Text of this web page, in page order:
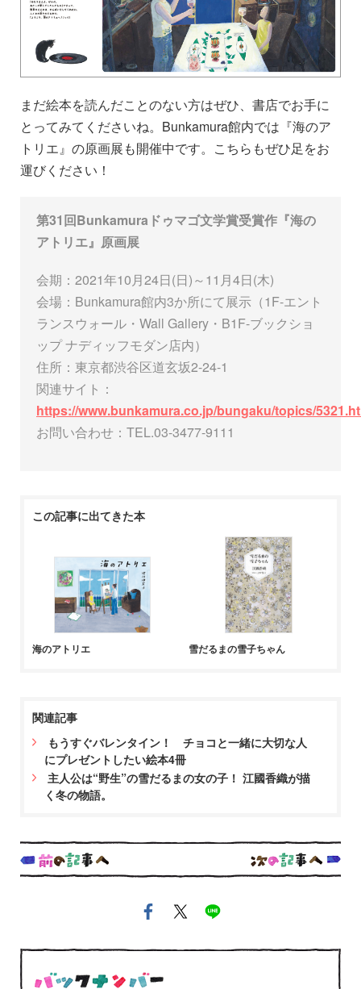
まだ絵本を読んだことのない方はぜひ、書店でお手に
とってみてくださいね。Bunkamura館内では『海のア
トリエ』の原画展も開催中です。こちらもぜひ足をお
運びください！
第31回Bunkamuraドゥマゴ文学賞受賞作『海の
アトリエ』原画展
会期：2021年10月24日(日)～11月4日(木)
会場：Bunkamura館内3か所にて展示（1F-エント
ランスウォール・Wall Gallery・B1F-ブックショ
ップ ナディッフモダン店内）
住所：東京都渋谷区道玄坂2-24-1
関連サイト：
https://www.bunkamura.co.jp/bungaku/topics/
お問い合わせ：TEL.03-3477-9111
この記事に出てきた本
海のアトリエ 雪だるまの雪子ちゃん
関連記事
もうすぐバレンタイン！ チョコと一緒に大切な人
にプレゼントしたい絵本4冊
主人公は“野生”の雪だるまの女の子！ 江國香織が描
く冬の物語。